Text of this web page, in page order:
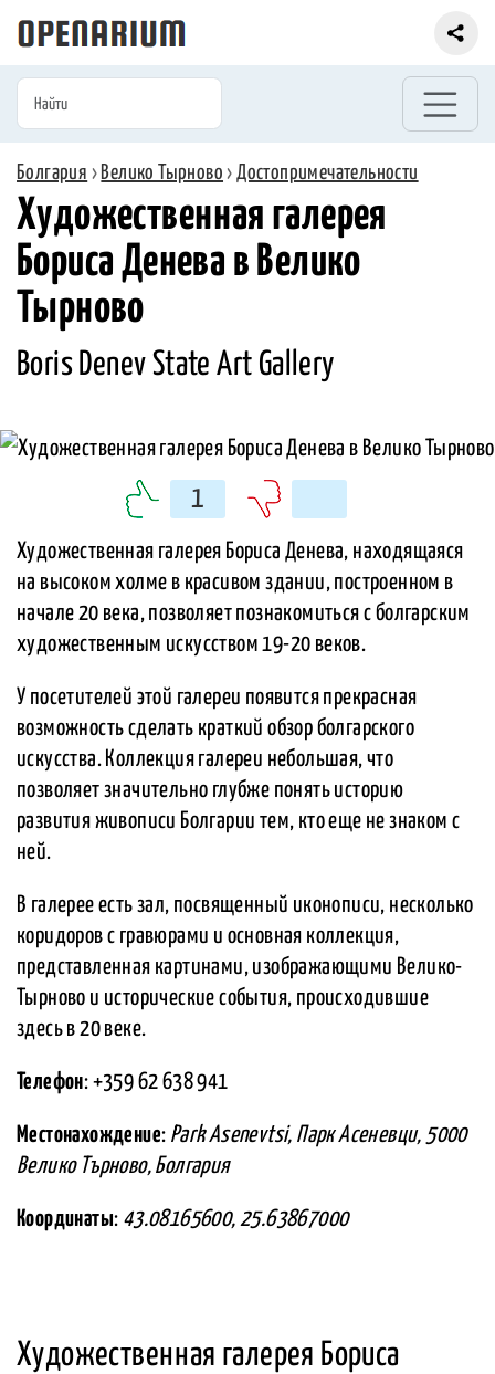
Болгария › Велико Тырново ›Достопримечательности
Художественная галерея
Бориса Денева в Велико
Тырново
Boris Denev State Art Gallery
1
Художественная галерея Бориса Денева, находящаяся
на высоком холме в красивом здании, построенном в
начале 20 века, позволяет познакомиться с болгарским
художественным искусством 19-20 веков.
У посетителей этой галереи появится прекрасная
возможность сделать краткий обзор болгарского
искусства. Коллекция галереи небольшая, что
позволяет значительно глубже понять историю
развития живописи Болгарии тем, кто еще не знаком с
ней.
В галерее есть зал, посвященный иконописи, несколько
коридоров с гравюрами и основная коллекция,
представленная картинами, изображающими Велико-
Тырново и исторические события, происходившие
здесь в 20 веке.
Телефон: +359 62 638 941
Местонахождение: Park Asenevtsi, Парк Асеневци, 5000
Велико Търново, Болгария
Координаты: 43.08165600, 25.63867000
Художественная галерея Бориса